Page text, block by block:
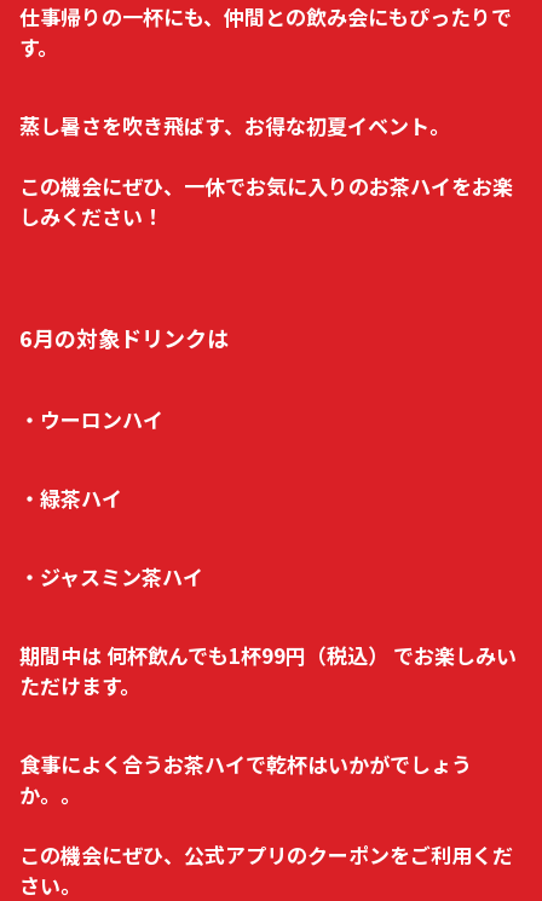
仕事帰りの一杯にも、仲間との飲み会にもぴったりで
す。
蒸し暑さを吹き飛ばす、お得な初夏イベント。
この機会にぜひ、一休でお気に入りのお茶ハイをお楽
しみください！
6月の対象ドリンクは
・ウーロンハイ
・緑茶ハイ
・ジャスミン茶ハイ
期間中は 何杯飲んでも1杯99円（税込）
でお楽しみい
ただけます。
食事によく合うお茶ハイで乾杯はいかがでしょう
か。。
この機会にぜひ、公式アプリのクーポンをご利用くだ
さい。